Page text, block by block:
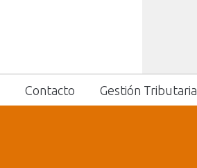
Contacto Gestión Tributaria